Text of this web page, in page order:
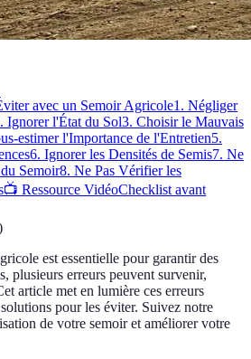
avec un Semoir Agricole1. Négliger
Ignorer l'État du Sol3. Choisir le Mauvais
estimer l'Importance de l'Entretien5.
6. Ignorer les Densités de Semis7. Ne
Semoir8. Ne Pas Vérifier les
📺 Ressource VidéoChecklist avant
est essentielle pour garantir des
plusieurs erreurs peuvent survenir,
article met en lumière ces erreurs
pour les éviter. Suivez notre
de votre semoir et améliorer votre